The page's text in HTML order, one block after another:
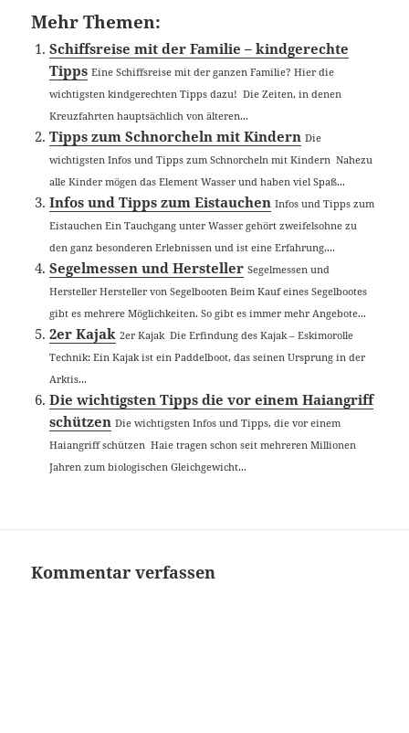
Mehr Themen:
Schiffsreise mit der Familie – kindgerechte
Tipps Eine Schiffsreise mit der ganzen Familie? Hier die
wichtigsten kindgerechten Tipps dazu! Die Zeiten, in denen
Kreuzfahrten hauptsächlich von älteren...
Tipps zum Schnorcheln mit Kindern Die
wichtigsten Infos und Tipps zum Schnorcheln mit Kindern Nahezu
alle Kinder mögen das Element Wasser und haben viel Spaß...
Infos und Tipps zum Eistauchen Infos und Tipps zum
Eistauchen Ein Tauchgang unter Wasser gehört zweifelsohne zu
den ganz besonderen Erlebnissen und ist eine Erfahrung,...
Segelmessen und Hersteller Segelmessen und
Hersteller Hersteller von Segelbooten Beim Kauf eines Segelbootes
gibt es mehrere Möglichkeiten. So gibt es immer mehr Angebote...
2er Kajak 2er Kajak Die Erfindung des Kajak – Eskimorolle
Technik: Ein Kajak ist ein Paddelboot, das seinen Ursprung in der
Arktis...
Die wichtigsten Tipps die vor einem Haiangriff
schützen Die wichtigsten Infos und Tipps, die vor einem
Haiangriff schützen Haie tragen schon seit mehreren Millionen
Jahren zum biologischen Gleichgewicht...
Kommentar verfassen